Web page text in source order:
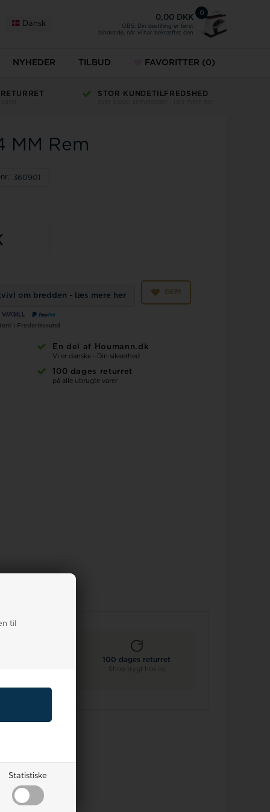
til
Statistiske
Dansk
0
0,00 DKK
OBS: Din bestilling er først
bindende, når vi har bekræftet den
NYHEDER TILBUD FAVORITTER (0)
STOR KUNDETILFREDSHED
MM Rem
360901
om bredden - læs mere her GEM
i Frederikssund
En del af Houmann.dk
Vi er danske - Din sikkerhed
100 dages returret
på alle ubrugte varer
100 dages returret
Shop trygt hos os